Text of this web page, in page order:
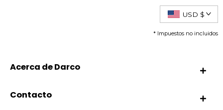
USD $
* Impuestos no incluidos
Acerca de Darco
Contacto